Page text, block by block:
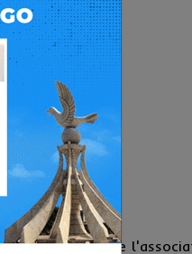
du Golfe 5
FADI
en faveur de